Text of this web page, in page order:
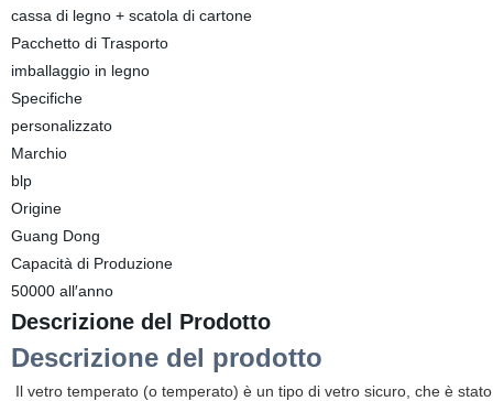
cassa di legno + scatola di cartone
Pacchetto di Trasporto
imballaggio in legno
Specifiche
personalizzato
Marchio
blp
Origine
Guang Dong
Capacità di Produzione
50000 all′anno
Descrizione del Prodotto
Descrizione del prodotto
Il vetro temperato (o temperato) è un tipo di vetro sicuro, che è